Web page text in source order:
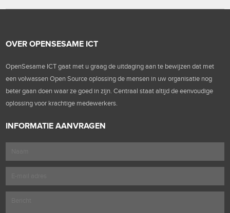
OVER OPENSESAME ICT
OpenSesame ICT gaat met u graag de uitdaging aan te bewijzen dat met
een volwassen Open Source oplossing de mensen in uw organisatie nog
beter gaan doen waar ze goed in zijn. Centraal staat altijd de eenvoudige
oplossing voor krachtige medewerkers.
INFORMATIE AANVRAGEN